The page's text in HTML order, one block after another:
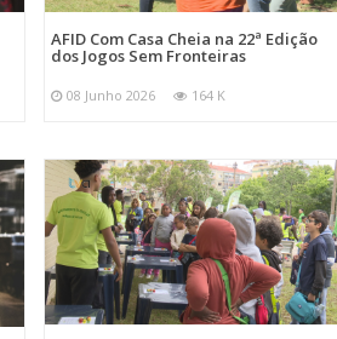
AFID Com Casa Cheia na 22ª Edição
dos Jogos Sem Fronteiras
08 Junho 2026 164 K